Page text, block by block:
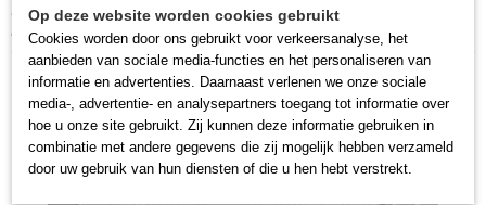
Home >Partij goederen>Overige>RVS gaasmand voor
bijvoorbeeld zeven /(voedsel) uitlekken
Op deze website worden cookies gebruikt
Cookies worden door ons gebruikt voor verkeersanalyse, het
aanbieden van sociale media-functies en het personaliseren van
informatie en advertenties. Daarnaast verlenen we onze sociale
media-, advertentie- en analysepartners toegang tot informatie over
hoe u onze site gebruikt. Zij kunnen deze informatie gebruiken in
combinatie met andere gegevens die zij mogelijk hebben verzameld
door uw gebruik van hun diensten of die u hen hebt verstrekt.